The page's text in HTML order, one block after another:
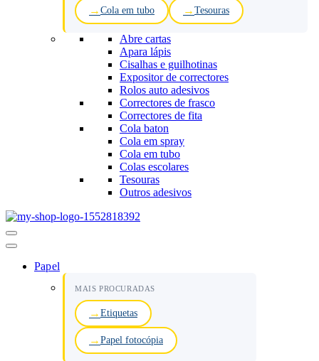
Cola em tubo Tesouras
Abre cartas
Apara lápis
Cisalhas e guilhotinas
Expositor de correctores
Rolos auto adesivos
Correctores de frasco
Correctores de fita
Cola baton
Cola em spray
Cola em tubo
Colas escolares
Tesouras
Outros adesivos
Menu
de
Papel
MAIS PROCURADAS
Etiquetas
Papel fotocópia